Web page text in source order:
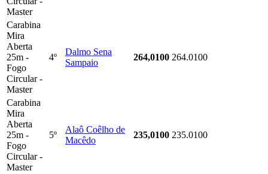
Master
Carabina
Mira
Aberta
25m -
Fogo
Circular -
Master
4º
Dalmo Sena
Sampaio
264,0100 264.0100
Carabina
Mira
Aberta
25m -
Fogo
Circular -
Master
5º
Alaô Coêlho de
Macêdo
235,0100 235.0100